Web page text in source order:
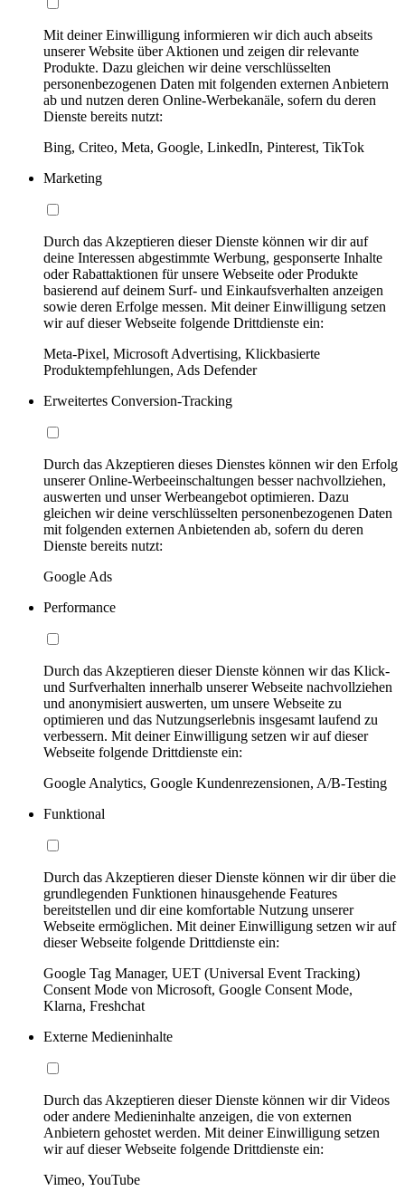
Mit deiner Einwilligung informieren wir dich auch abseits
unserer Website über Aktionen und zeigen dir relevante
Produkte. Dazu gleichen wir deine verschlüsselten
personenbezogenen Daten mit folgenden externen Anbietern
ab und nutzen deren Online-Werbekanäle, sofern du deren
Dienste bereits nutzt:
Bing, Criteo, Meta, Google, LinkedIn, Pinterest, TikTok
Marketing
Durch das Akzeptieren dieser Dienste können wir dir auf
deine Interessen abgestimmte Werbung, gesponserte Inhalte
oder Rabattaktionen für unsere Webseite oder Produkte
basierend auf deinem Surf- und Einkaufsverhalten anzeigen
sowie deren Erfolge messen. Mit deiner Einwilligung setzen
wir auf dieser Webseite folgende Drittdienste ein:
Meta-Pixel, Microsoft Advertising, Klickbasierte
Produktempfehlungen, Ads Defender
Erweitertes Conversion-Tracking
Durch das Akzeptieren dieses Dienstes können wir den Erfolg
unserer Online-Werbeeinschaltungen besser nachvollziehen,
auswerten und unser Werbeangebot optimieren. Dazu
gleichen wir deine verschlüsselten personenbezogenen Daten
mit folgenden externen Anbietenden ab, sofern du deren
Dienste bereits nutzt:
Google Ads
Performance
Durch das Akzeptieren dieser Dienste können wir das Klick-
und Surfverhalten innerhalb unserer Webseite nachvollziehen
und anonymisiert auswerten, um unsere Webseite zu
optimieren und das Nutzungserlebnis insgesamt laufend zu
verbessern. Mit deiner Einwilligung setzen wir auf dieser
Webseite folgende Drittdienste ein:
Google Analytics, Google Kundenrezensionen, A/B-Testing
Funktional
Durch das Akzeptieren dieser Dienste können wir dir über die
grundlegenden Funktionen hinausgehende Features
bereitstellen und dir eine komfortable Nutzung unserer
Webseite ermöglichen. Mit deiner Einwilligung setzen wir auf
dieser Webseite folgende Drittdienste ein:
Google Tag Manager, UET (Universal Event Tracking)
Consent Mode von Microsoft, Google Consent Mode,
Klarna, Freshchat
Externe Medieninhalte
Durch das Akzeptieren dieser Dienste können wir dir Videos
oder andere Medieninhalte anzeigen, die von externen
Anbietern gehostet werden. Mit deiner Einwilligung setzen
wir auf dieser Webseite folgende Drittdienste ein:
Vimeo, YouTube